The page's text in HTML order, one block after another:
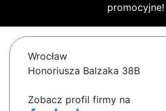
promocyjne!
Wrocław
Honoriusza Balzaka 38B
Zobacz profil firmy na